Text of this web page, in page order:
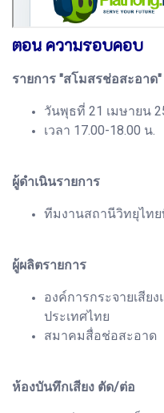
ตอน ความรอบคอบ
รายการ "สโมสรช่อสะอาด"
วันพุธที่ 21 เมษายน
เวลา 17.00-18.00 น.
ผู้ดำเนินรายการ
ทีมงานสถานีวิทยุไทย
ผู้ผลิตรายการ
องค์การกระจายเสีย
ประเทศไทย
สมาคมสื่อช่อสะอาด
ห้องบันทึกเสียง ตัด/ต่อ